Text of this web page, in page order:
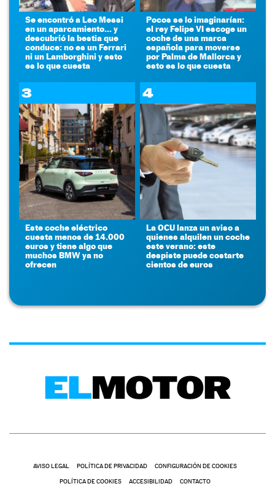
Se encontró a Leo Messi
en un aparcamiento... y
descubrió la bestia que
conduce: no es un Ferrari
ni un Lamborghini y esto
es lo que cuesta
Pocos se lo imaginarían:
el rey Felipe VI escoge un
coche de una marca
española para moverse
por Palma de Mallorca y
esto es lo que cuesta
3
Este coche eléctrico
cuesta menos de 14.000
euros y tiene algo que
muchos BMW ya no
ofrecen
4
La OCU lanza un aviso a
quienes alquilen un coche
este verano: este
despiste puede costarte
cientos de euros
AVISO LEGAL POLÍTICA DE PRIVACIDAD CONFIGURACIÓN DE COOKIES
POLÍTICA DE COOKIES ACCESIBILIDAD CONTACTO